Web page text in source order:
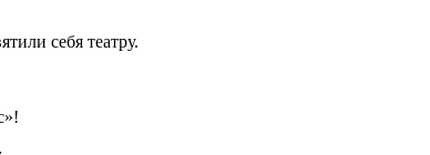
себя театру.